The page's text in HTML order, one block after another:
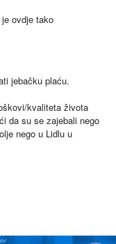
ovdje tako
jebačku plaću.
kvaliteta života
da su se zajebali nego
nego u Lidlu u